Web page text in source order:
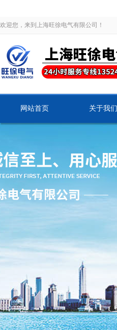
欢迎您，来到上海旺徐电气有限公司！
网站首页 关于我们